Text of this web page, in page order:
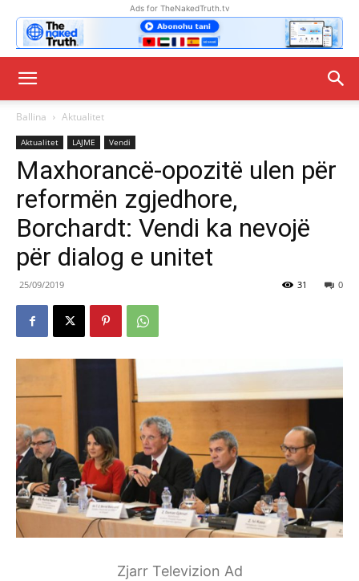
Ads for TheNakedTruth.tv
Ballina Aktualitet
Aktualitet LAJME Vendi
Maxhorancë-opozitë ulen për
reformën zgjedhore,
Borchardt: Vendi ka nevojë
për dialog e unitet
25/09/2019 0
31
Zjarr Televizion Ad